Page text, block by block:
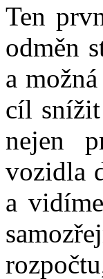
Ten
odměn
a
cíl
nejen
vozidla
a